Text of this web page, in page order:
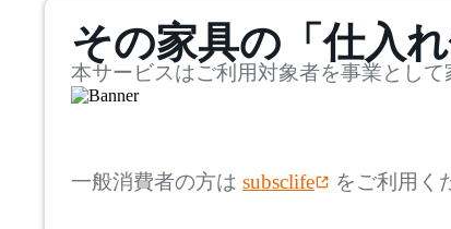
ナイキ
検索
~
~
その家具の「仕入
本サービスはご利用対象者を事業とし
一般消費者の方は subsclife をご利用く